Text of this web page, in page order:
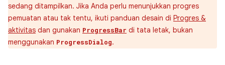
sedang ditampilkan. Jika Anda perlu menunjukkan progres
pemuatan atau tak tentu, ikuti panduan desain di Progres &
aktivitas dan gunakan ProgressBar di tata letak, bukan
menggunakan ProgressDialog.